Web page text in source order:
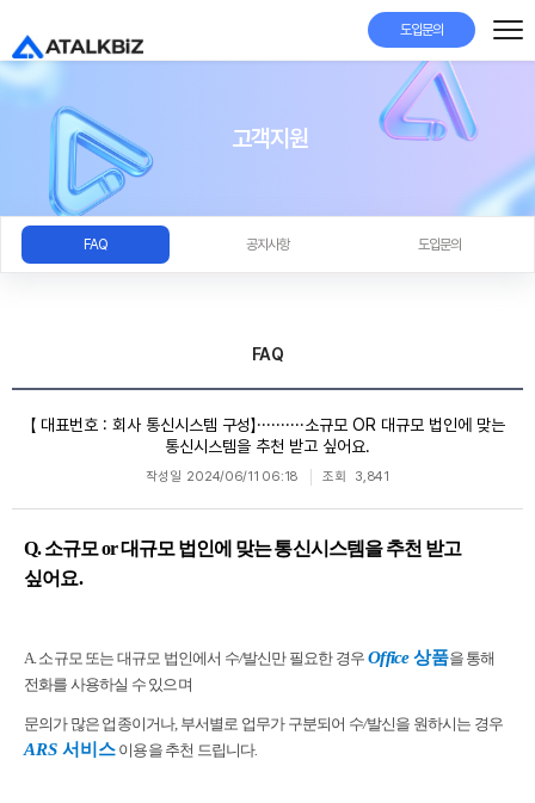
도입문의
고객지원
FAQ 공지사항 도입문의
FAQ
【 대표번호 : 회사 통신시스템 구성】··········소규모 OR 대규모 법인에 맞는
통신시스템을 추천 받고 싶어요.
작성일 2024/06/11 06:18 조회 3,841
Q. 소규모 or 대규모 법인에 맞는 통신시스템을 추천 받고
싶어요.
A.소규모 또는 대규모 법인에서 수/발신만 필요한 경우Office상품을 통해
전화를 사용하실 수 있으며
문의가 많은 업종이거나, 부서별로 업무가 구분되어 수/발신을 원하시는 경우
ARS 서비스 이용을 추천 드립니다.